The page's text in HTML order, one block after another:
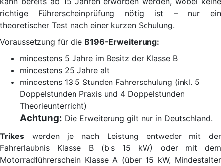
richtige Führerscheinprüfung nötig ist – nur ein
theoretischer Test nach einer kurzen Schulung.
Voraussetzung für die B196-Erweiterung:
mindestens 5 Jahre im Besitz der Klasse B
mindestens 25 Jahre alt
mindestens 13,5 Stunden Fahrerschulung (inkl. 5
Doppelstunden Praxis und 4 Doppelstunden
Theorieunterricht)
Achtung: Die Erweiterung gilt nur in Deutschland.
Trikes werden je nach Leistung entweder mit der
Fahrerlaubnis Klasse B (bis 15 kW) oder mit dem
Motorradführerschein Klasse A (über 15 kW, Mindestalter